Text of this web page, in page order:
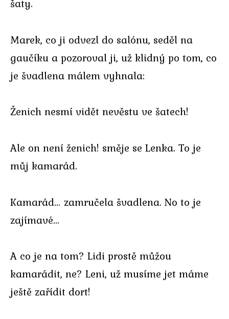
šaty.
Marek, co ji odvezl do salónu, seděl na
gaučíku a pozoroval ji, už klidný po tom, co
je švadlena málem vyhnala:
Ženich nesmí vidět nevěstu ve šatech!
Ale on není ženich! směje se Lenka. To je
můj kamarád.
Kamarád… zamručela švadlena. No to je
zajímavé…
A co je na tom? Lidi prostě můžou
kamarádit, ne? Leni, už musíme jet máme
ještě zařídit dort!